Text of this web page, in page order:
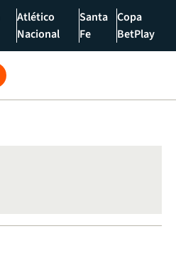
Atlético
Nacional
Santa
Fe
Copa
BetPlay